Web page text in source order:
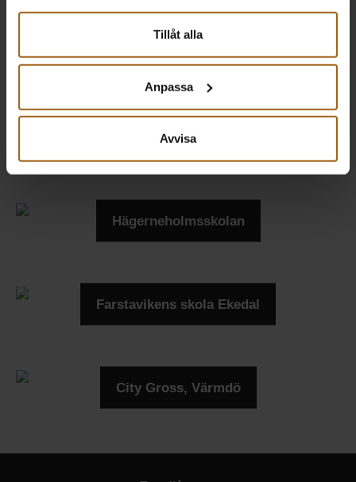
Samla in information om din geografiska plats som
kan ha en noggrannhet på upp till flera meter
Identifiera din enhet genom att aktivt skanna den för
Ta reda på mer om hur dina personliga uppgifter
behandlas och ställ in dina preferenser idetaljsektionen.
Du kan ändra eller dra tillbaka ditt samtycke när som
och annonserna till användarna, tillhandahålla funktioner
för sociala medier och analysera vår trafik. Vi
annons- och analysföretag som vi samarbetar med.
Dessa kan i sin tur kombinera informationen med annan
information som du har tillhandahållit eller som de har
Tillåt alla
Anpassa
Avvisa
Lindeparkens skola
Kattholmens gästhamn
Hägerneholmsskolan
Farstavikens skola Ekedal
City Gross, Värmdö